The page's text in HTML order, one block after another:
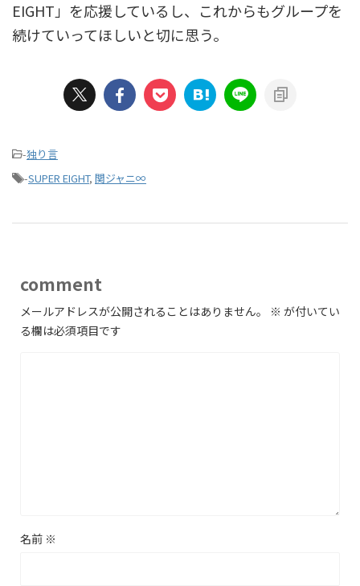
EIGHT」を応援しているし、これからもグループを
続けていってほしいと切に思う。
-独り言
-SUPER EIGHT, 関ジャニ∞
comment
メールアドレスが公開されることはありません。 ※ が付いてい
る欄は必須項目です
名前 ※